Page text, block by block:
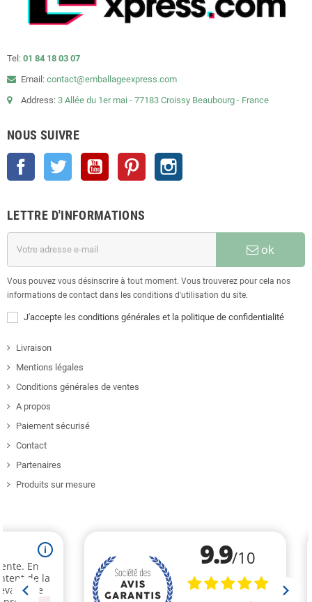
Tel: 01 84 18 03 07
Email: contact@emballageexpress.com
Address: 3 Allée du 1er mai - 77183 Croissy Beaubourg - France
NOUS SUIVRE
Facebook Twitter YouTube Pinterest
LETTRE D'INFORMATIONS
ok
Vous pouvez vous désinscrire à tout moment. Vous trouverez pour cela nos
informations de contact dans les conditions d'utilisation du site.
J'accepte les conditions générales et la politique de confidentialité
Livraison
Mentions légales
Conditions générales de ventes
A propos
Paiement sécurisé
Contact
Partenaires
Produits sur mesure